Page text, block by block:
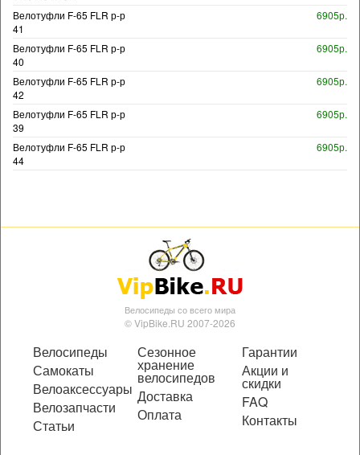
Велотуфли F-65 FLR р-р
41
6905р.
Велотуфли F-65 FLR р-р
40
6905р.
Велотуфли F-65 FLR р-р
42
6905р.
Велотуфли F-65 FLR р-р
39
6905р.
Велотуфли F-65 FLR р-р
44
6905р.
Велосипеды со всего мира
© VipBike.RU 2007-2026
Велосипеды
Самокаты
Велоаксессуары
Велозапчасти
Статьи
Сезонное
хранение
велосипедов
Доставка
Оплата
Гарантии
Акции и
скидки
FAQ
Контакты